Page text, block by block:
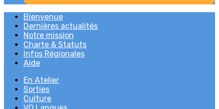
Bienvenue
Dernières actualités
Notre mission
Charte & Statuts
Infos Régionales
Aide
En Atelier
Sorties
Culture